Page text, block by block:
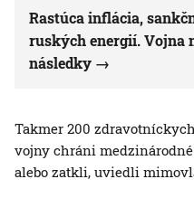
Rastúca inflácia,
ruských energií. Vojna
následky
Takmer 200
vojny chráni
alebo zatkli, uviedli